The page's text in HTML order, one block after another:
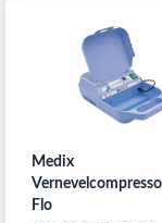
Medix
Flo